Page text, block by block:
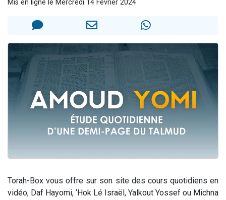
30 personnes viennent de faire un don pour Sauvez la jambe de Yohan
12 nouvelles musiques dans Torah-Box Music
29 personnes viennent de demander une bénédiction
Mis en ligne le Mercredi 14 Février 2024
Torah-Box vous offre sur son site des cours quotidiens en
vidéo, Daf Hayomi, ‘Hok Lé Israël, Yalkout Yossef ou Michna